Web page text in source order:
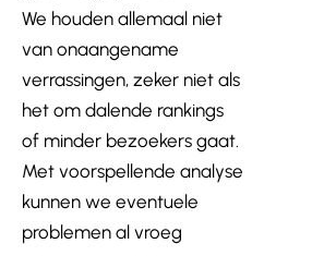
We houden allemaal niet
van onaangename
verrassingen, zeker niet als
het om dalende rankings
of minder bezoekers gaat.
Met voorspellende analyse
kunnen we eventuele
problemen al vroeg